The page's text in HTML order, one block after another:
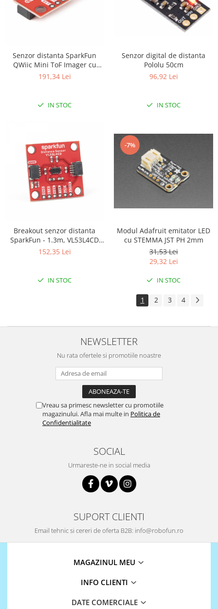
Senzor distanta SparkFun
QWiic Mini ToF Imager cu
VL53L5CX
191,34 Lei
IN STOC
Senzor digital de distanta
Pololu 50cm
96,92 Lei
IN STOC
Breakout senzor distanta
SparkFun - 1.3m, VL53L4CD
(Qwiic)
152,35 Lei
IN STOC
-7%
Modul Adafruit emitator LED
cu STEMMA JST PH 2mm
31,53 Lei
29,32 Lei
IN STOC
1 2 3 4
NEWSLETTER
Nu rata ofertele si promotiile noastre
Vreau sa primesc newsletter cu promotiile
magazinului. Afla mai multe in Politica de
Confidentialitate
SOCIAL
Urmareste-ne in social media
SUPORT CLIENTI
Email tehnic si cereri de oferta B2B: info@robofun.ro
MAGAZINUL MEU
INFO CLIENTI
DATE COMERCIALE